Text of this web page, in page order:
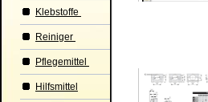
Klebstoffe
Reiniger
Pflegemittel
Hilfsmittel